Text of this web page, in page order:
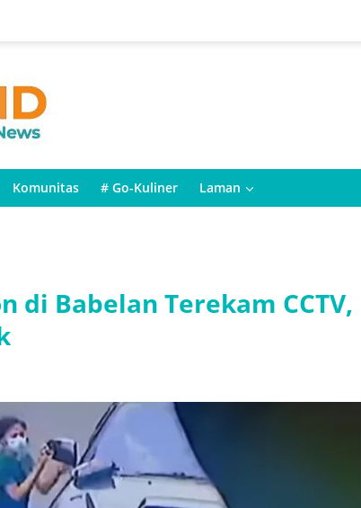
Komunitas # Go-Kuliner Laman
di Babelan Terekam CCTV,